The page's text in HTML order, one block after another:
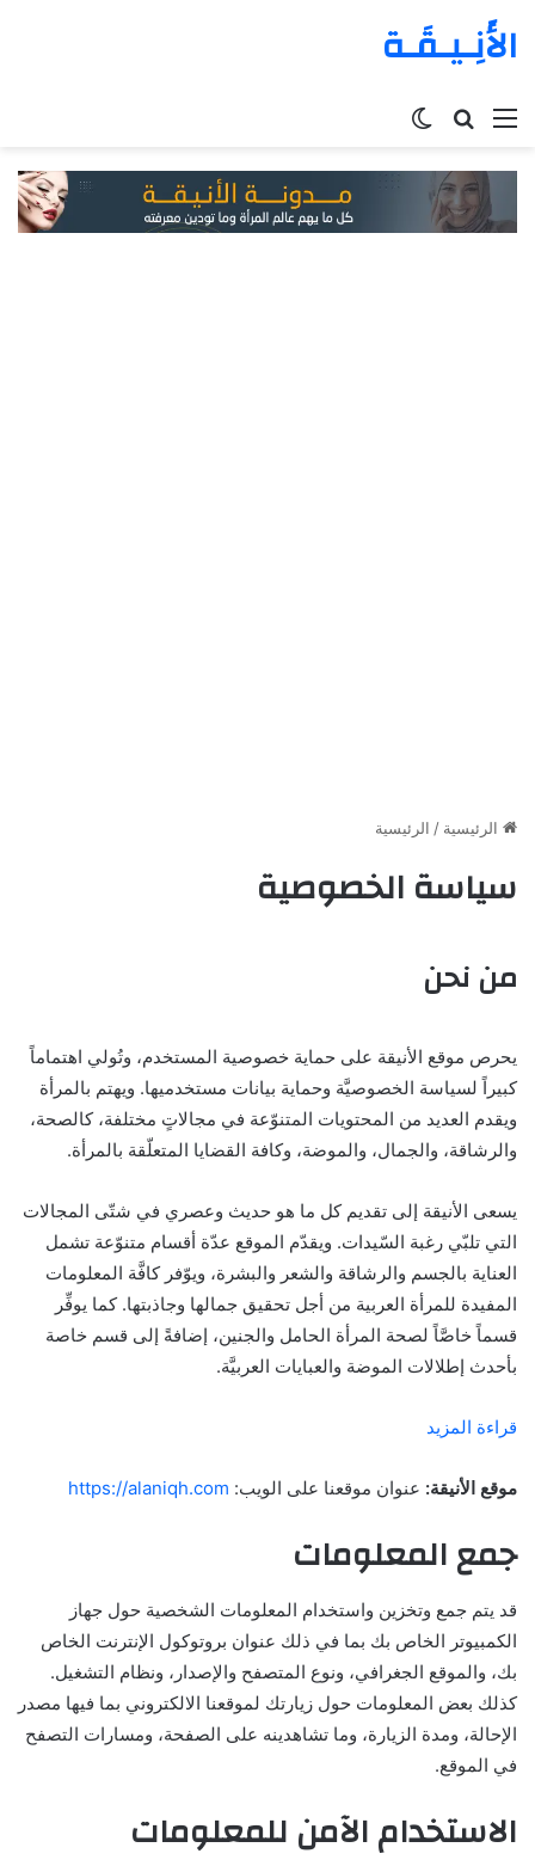
الأَنِـيـقَـة
القائمة بحث
الرئيسية / الرئيسية
سياسة الخصوصية
من نحن
يحرص موقع الأنيقة على حماية خصوصية المستخدم، وتُولي اهتماماً
كبيراً لسياسة الخصوصيَّة وحماية بيانات مستخدميها. ويهتم بالمرأة
ويقدم العديد من المحتويات المتنوّعة في مجالاتٍ مختلفة، كالصحة،
والرشاقة، والجمال، والموضة، وكافة القضايا المتعلّقة بالمرأة.
يسعى الأنيقة إلى تقديم كل ما هو حديث وعصري في شتّى المجالات
التي تلبّي رغبة السّيدات. ويقدّم الموقع عدّة أقسام متنوّعة تشمل
العناية بالجسم والرشاقة والشعر والبشرة، ويوّفر كافَّة المعلومات
المفيدة للمرأة العربية من أجل تحقيق جمالها وجاذبتها. كما يوفِّر
قسماً خاصَّاً لصحة المرأة الحامل والجنين، إضافةً إلى قسم خاصة
بأحدث إطلالات الموضة والعبايات العربيَّة.
قراءة المزيد
موقع الأنيقة: عنوان موقعنا على الويب: https://alaniqh.com
جمع المعلومات
قد يتم جمع وتخزين واستخدام المعلومات الشخصية حول جهاز
الكمبيوتر الخاص بك بما في ذلك عنوان بروتوكول الإنترنت الخاص
بك، والموقع الجغرافي، ونوع المتصفح والإصدار، ونظام التشغيل.
كذلك بعض المعلومات حول زيارتك لموقعنا الالكتروني بما فيها مصدر
الإحالة، ومدة الزيارة، وما تشاهدينه على الصفحة، ومسارات التصفح
في الموقع.
الاستخدام الآمن للمعلومات